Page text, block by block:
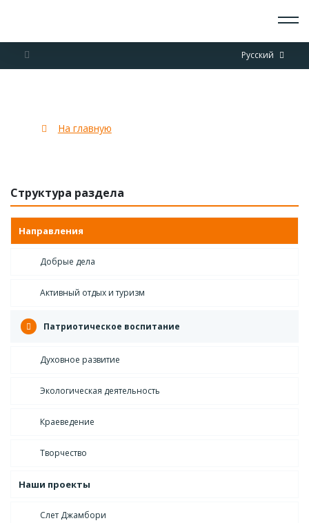
Русский
О СКАУТАХ
ДОКУМЕНТЫ
На главную
Структура раздела
Направления
Добрые дела
Активный отдых и туризм
Патриотическое воспитание
Духовное развитие
Экологическая деятельность
Краеведение
Творчество
Наши проекты
Слет Джамбори